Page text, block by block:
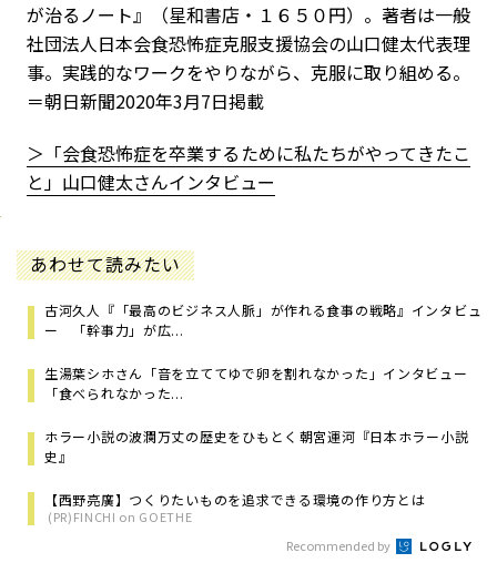
が治るノート』（星和書店・１６５０円）。著者は一般
社団法人日本会食恐怖症克服支援協会の山口健太代表理
事。実践的なワークをやりながら、克服に取り組める。
＝朝日新聞2020年3月7日掲載
＞「会食恐怖症を卒業するために私たちがやってきたこ
と」山口健太さんインタビュー
あわせて読みたい
古河久人『「最高のビジネス人脈」が作れる食事の戦略』インタビュ
ー 「幹事力」が広...
生湯葉シホさん「音を立ててゆで卵を割れなかった」インタビュー
「食べられなかった...
ホラー小説の波瀾万丈の歴史をひもとく――朝宮運河『日本ホラー小説
史』
【西野亮廣】つくりたいものを追求できる環境の作り方とは
(PR)FINCHI on GOETHE
Recommended by